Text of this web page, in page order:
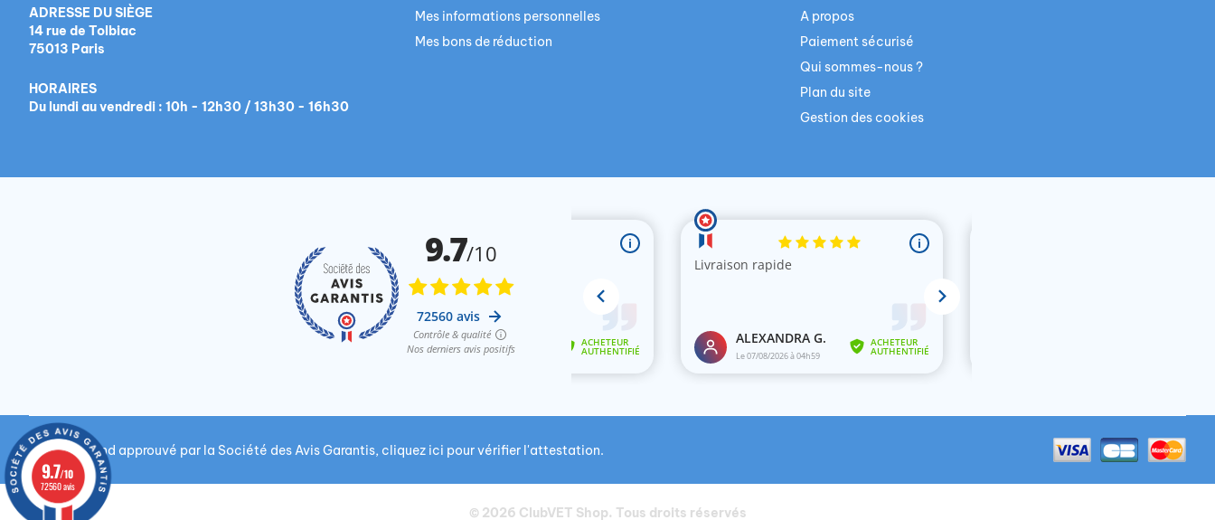
ADRESSE DU SIÈGE
14 rue de Tolbiac
75013 Paris
HORAIRES
Du lundi au vendredi : 10h - 12h30 / 13h30 - 16h30
Mes informations personnelles
Mes bons de réduction
A propos
Paiement sécurisé
Qui sommes-nous ?
Plan du site
Gestion des cookies
Marchand approuvé par la Société des Avis Garantis, cliquez ici pour vérifier l'attestation.
© 2026 ClubVET Shop. Tous droits réservés
9.7/10
72560 avis